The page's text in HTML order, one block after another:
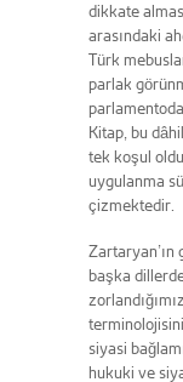
dikkate
arasındaki
Türk
parlak
Kitap, bu
tek koşul
uygulanma
çizmektedir.
başka
siyasi
hukuki ve